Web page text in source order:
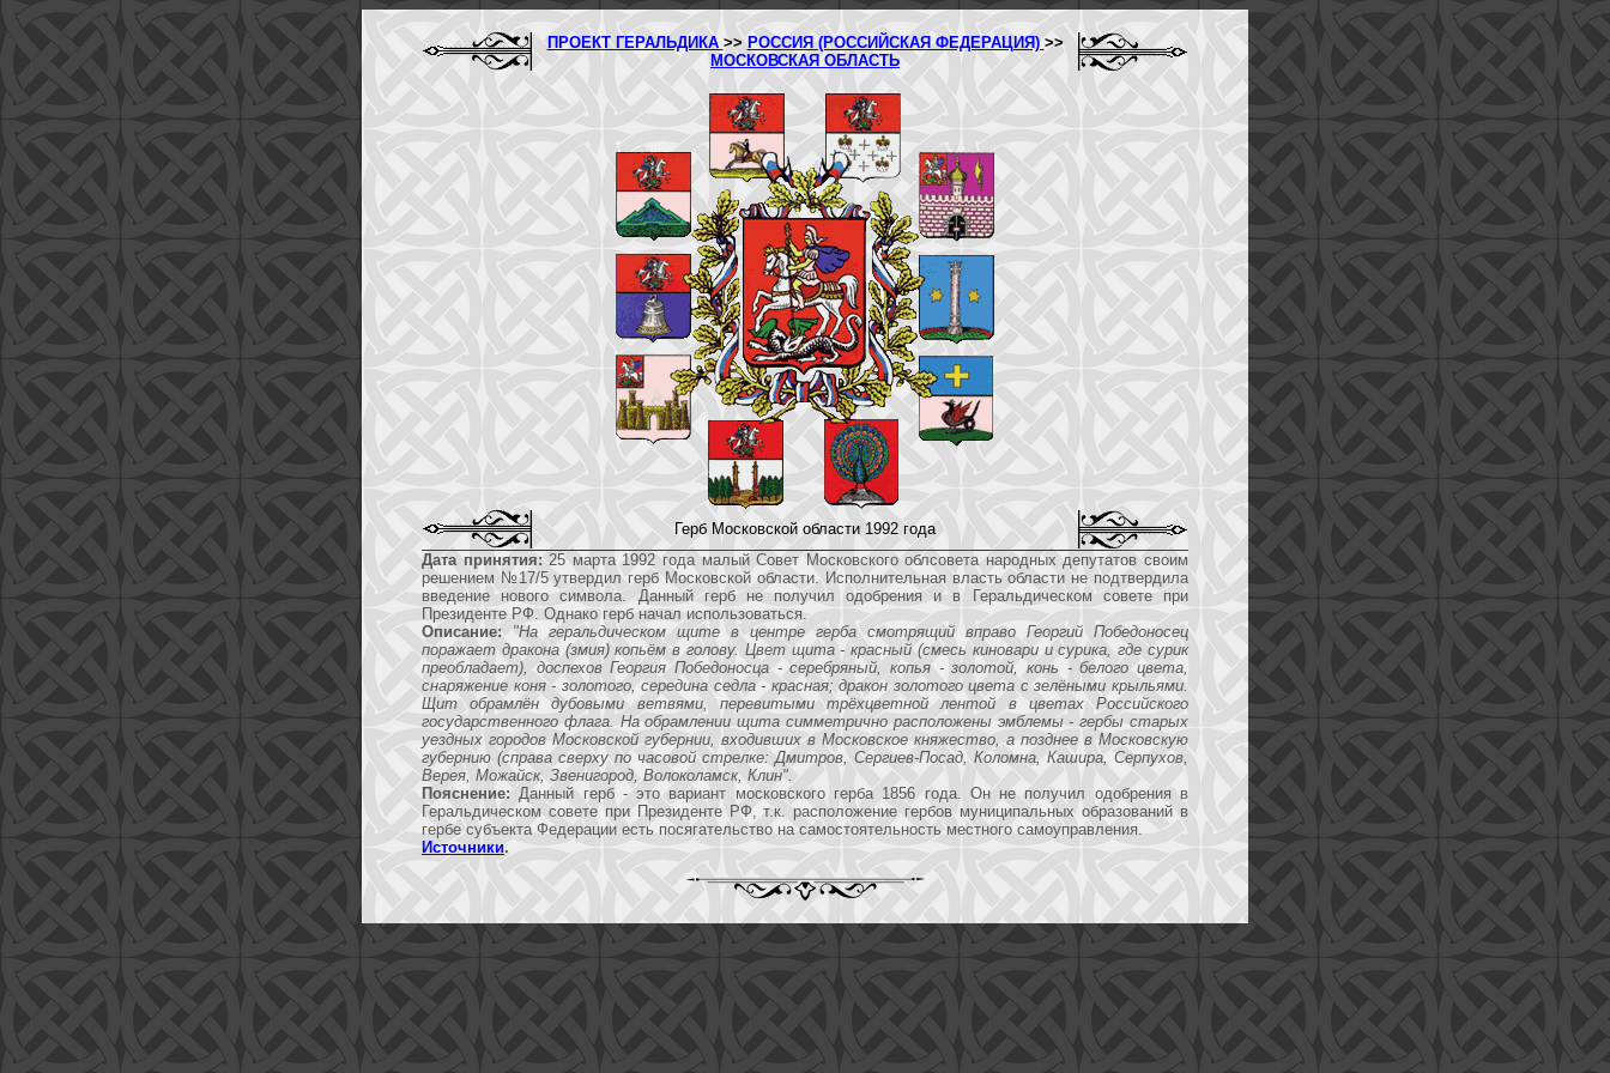
ПРОЕКТ ГЕРАЛЬДИКА >> РОССИЯ (РОССИЙСКАЯ ФЕДЕРАЦИЯ) >>
МОСКОВСКАЯ ОБЛАСТЬ
Герб Московской области 1992 года
Дата принятия:25 марта 1992 года малый Совет Московского облсовета народных депутатов своим
решением №17/5 утвердил герб Московской области. Исполнительная власть области не подтвердила
введение нового символа. Данный герб не получил одобрения и в Геральдическом совете при
Президенте РФ. Однако герб начал использоваться.
Описание:
"На геральдическом щите в центре герба смотрящий вправо Георгий Победоносец
поражает дракона (змия) копьём в голову. Цвет щита - красный (смесь киновари и сурика, где сурик
преобладает), доспехов Георгия Победоносца - серебряный, копья - золотой, конь - белого цвета,
снаряжение коня - золотого, середина седла - красная; дракон золотого цвета с зелёными крыльями.
Щит обрамлён дубовыми ветвями, перевитыми трёхцветной лентой в цветах Российского
государственного флага. На обрамлении щита симметрично расположены эмблемы - гербы старых
уездных городов Московской губернии, входивших в Московское княжество, а позднее в Московскую
губернию (справа сверху по часовой стрелке: Дмитров, Сергиев-Посад, Коломна, Кашира, Серпухов,
Верея, Можайск, Звенигород, Волоколамск, Клин".
Пояснение: Данный герб - это вариант московского герба 1856 года. Он не получил одобрения в
Геральдическом совете при Президенте РФ, т.к. расположение гербов муниципальных образований в
гербе субъекта Федерации есть посягательство на самостоятельность местного самоуправления.
Источники.